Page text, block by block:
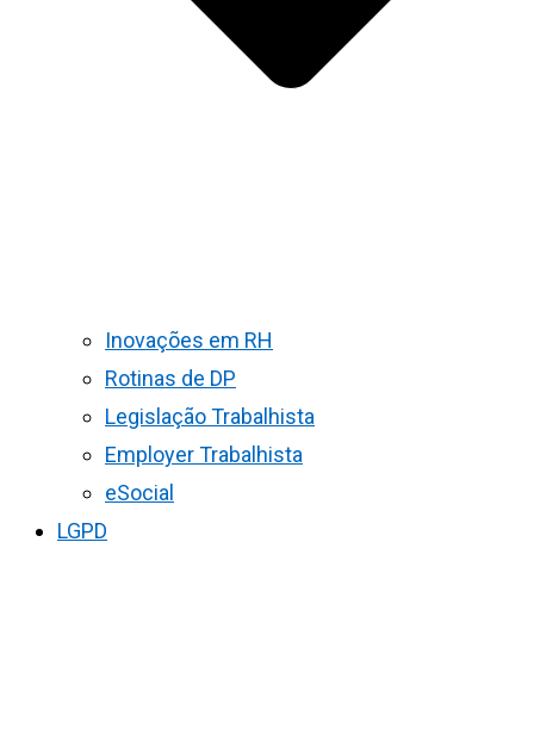
Inovações em RH
Rotinas de DP
Legislação Trabalhista
Employer Trabalhista
eSocial
LGPD